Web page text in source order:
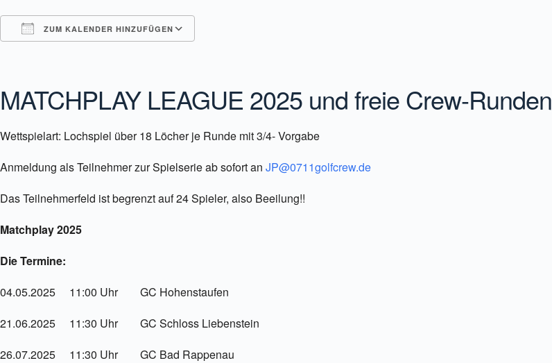
ZUM KALENDER HINZUFÜGEN
MATCHPLAY LEAGUE 2025 und freie Crew-Runden
Wettspielart: Lochspiel über 18 Löcher je Runde mit 3/4- Vorgabe
Anmeldung als Teilnehmer zur Spielserie ab sofort an JP@0711golfcrew.de
Das Teilnehmerfeld ist begrenzt auf 24 Spieler, also Beeilung!!
Matchplay 2025
Die Termine:
04.05.2025 11:00 Uhr GC Hohenstaufen
21.06.2025 11:30 Uhr GC Schloss Liebenstein
26.07.2025 11:30 Uhr GC Bad Rappenau